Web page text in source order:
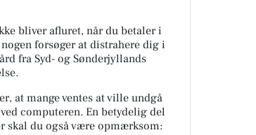
bliver afluret, når du betaler i
forsøger at distrahere dig i
fra Syd- og Sønderjyllands
at mange ventes at ville undgå
computeren. En betydelig del
skal du også være opmærksom: